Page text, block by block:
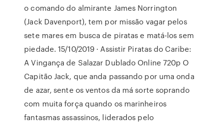
o comando do almirante James Norrington
(Jack Davenport), tem por missão vagar pelos
sete mares em busca de piratas e matá-los sem
piedade. 15/10/2019 · Assistir Piratas do Caribe:
A Vingança de Salazar Dublado Online 720p O
Capitão Jack, que anda passando por uma onda
de azar, sente os ventos da má sorte soprando
com muita força quando os marinheiros
fantasmas assassinos, liderados pelo